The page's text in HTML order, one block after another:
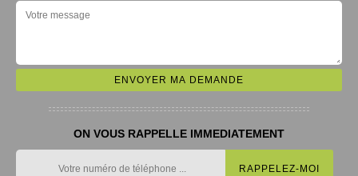
ON VOUS RAPPELLE IMMEDIATEMENT